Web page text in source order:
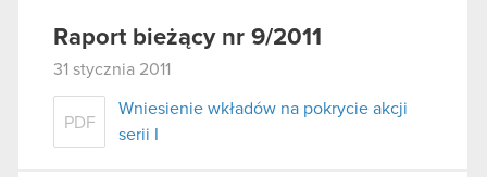
Raport bieżący nr 9/2011
31 stycznia 2011
PDF
Wniesienie wkładów na pokrycie akcji
serii I